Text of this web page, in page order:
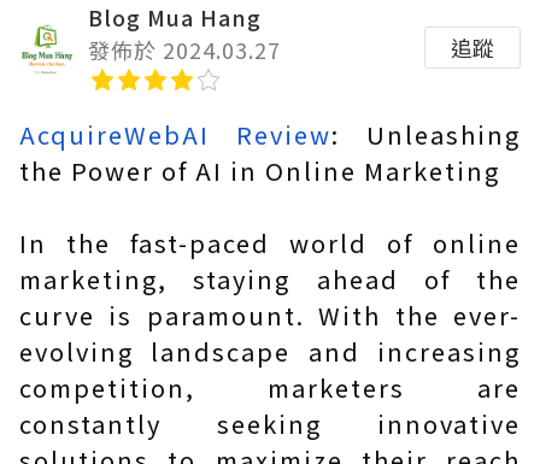
Blog Mua Hang
發佈於 2024.03.27
追蹤
AcquireWebAI Review: Unleashing
the Power of AI in Online Marketing
In the fast-paced world of online
marketing, staying ahead of the
curve is paramount. With the ever-
evolving landscape and increasing
competition, marketers are
constantly seeking innovative